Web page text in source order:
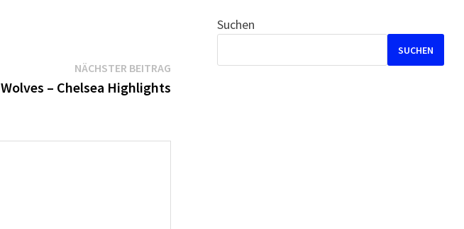
NÄCHSTER BEITRAGNächster
Beitrag:
Wolves – Chelsea Highlights
Suchen
SUCHEN